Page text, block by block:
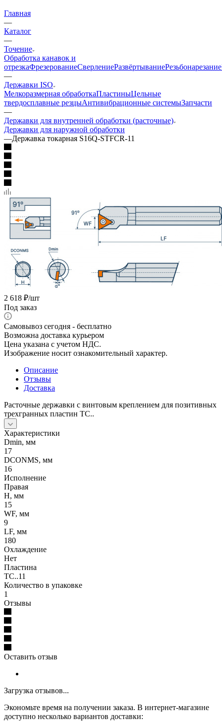
Главная
—
Каталог
—
Точение
Обработка канавок и
отрезкаФрезерованиеСверлениеРазвёртываниеРезьбонарезание
—
Державки ISO
Мелкоразмерная обработкаПластиныЦельные
твердосплавные резцыАнтивибрационные системыЗапчасти
—
Державки для внутренней обработки (расточные)
Державки для наружной обработки
—Державка токарная S16Q-STFCR-11
2 618 ₽/шт
Под заказ
Самовывоз сегодня - бесплатно
Возможна доставка курьером
Цена указана с учетом НДС.
Изображение носит ознакомительный характер.
Описание
Отзывы
Доставка
Расточные державки с винтовым креплением для позитивных
трехгранных пластин TC..
Характеристики
Dmin, мм
17
DCONMS, мм
16
Исполнение
Правая
H, мм
15
WF, мм
9
LF, мм
180
Охлаждение
Нет
Пластина
TC..11
Количество в упаковке
1
Отзывы
Оставить отзыв
Загрузка отзывов...
Экономьте время на получении заказа. В интернет-магазине
доступно несколько вариантов доставки: